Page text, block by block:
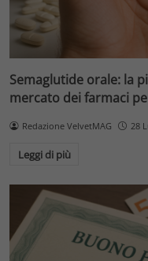
Semaglutide orale: la
mercato dei farmaci
Redazione VelvetMAG 28
Leggi di più